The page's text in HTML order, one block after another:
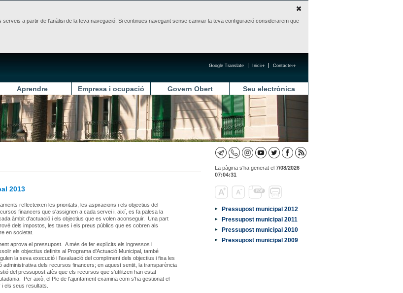
a partir de l'anàlisi de la teva navegació. Si continues navegant sense canviar la teva configuració considerarem que
Contacte
Inici
Google Translate
Aprendre Empresa i ocupació Govern Obert Seu electrònica
La pàgina s'ha generat el 7/08/2026
07:04:31
2013
reflecteixen les prioritats, les aspiracions i els objectius del
financers que s'assignen a cada servei i, així, es fa palesa la
àmbit d'actuació i els objectius que es volen aconseguir. Una part
dels impostos, les taxes i els preus públics que es cobren als
en societat.
aprova el pressupost. A més de fer explícits els ingressos i
els objectius definits al Programa d'Actuació Municipal, també
la seva execució i l'avaluació del compliment dels objectius i fixa les
administrativa dels recursos financers; en aquest sentit, la transparència
del pressupost atès que els recursos que s'utilitzen han estat
Per això, el Ple de l'ajuntament examina com s'ha gestionat el
els seus resultats.
Pressupost municipal 2012
Pressupost municipal 2011
Pressupost municipal 2010
Pressupost municipal 2009